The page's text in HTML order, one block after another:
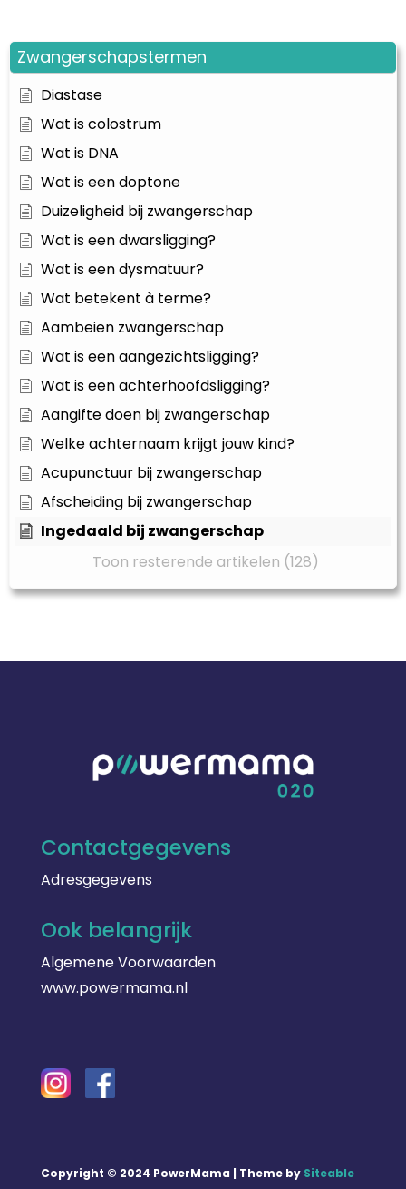
Zwangerschapstermen
Diastase
Wat is colostrum
Wat is DNA
Wat is een doptone
Duizeligheid bij zwangerschap
Wat is een dwarsligging?
Wat is een dysmatuur?
Wat betekent à terme?
Aambeien zwangerschap
Wat is een aangezichtsligging?
Wat is een achterhoofdsligging?
Aangifte doen bij zwangerschap
Welke achternaam krijgt jouw kind?
Acupunctuur bij zwangerschap
Afscheiding bij zwangerschap
Ingedaald bij zwangerschap
Toon resterende artikelen (128)
Contactgegevens
Adresgegevens
Ook belangrijk
Algemene Voorwaarden
www.powermama.nl
Copyright © 2024 PowerMama | Theme by Siteable